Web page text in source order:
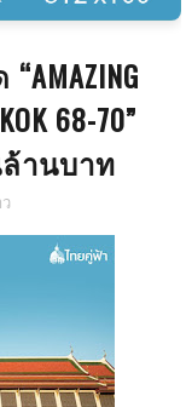
68-70”
านบาท